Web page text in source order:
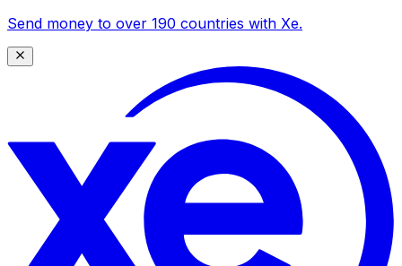
Send money to over 190 countries with Xe.